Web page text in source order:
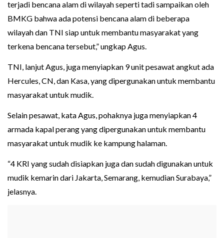
terjadi bencana alam di wilayah seperti tadi sampaikan oleh
BMKG bahwa ada potensi bencana alam di beberapa
wilayah dan TNI siap untuk membantu masyarakat yang
terkena bencana tersebut,” ungkap Agus.
TNI, lanjut Agus, juga menyiapkan 9 unit pesawat angkut ada
Hercules, CN, dan Kasa, yang dipergunakan untuk membantu
masyarakat untuk mudik.
Selain pesawat, kata Agus, pohaknya juga menyiapkan 4
armada kapal perang yang dipergunakan untuk membantu
masyarakat untuk mudik ke kampung halaman.
“4 KRI yang sudah disiapkan juga dan sudah digunakan untuk
mudik kemarin dari Jakarta, Semarang, kemudian Surabaya,”
jelasnya.